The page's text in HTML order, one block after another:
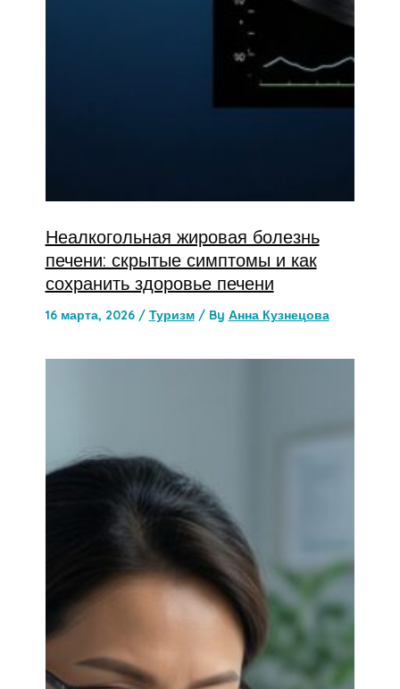
Неалкогольная жировая болезнь
печени: скрытые симптомы и как
сохранить здоровье печени
16 марта, 2026 / Туризм/ By Анна Кузнецова